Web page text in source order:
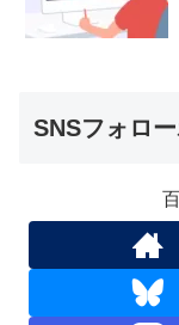
SNSフォロ